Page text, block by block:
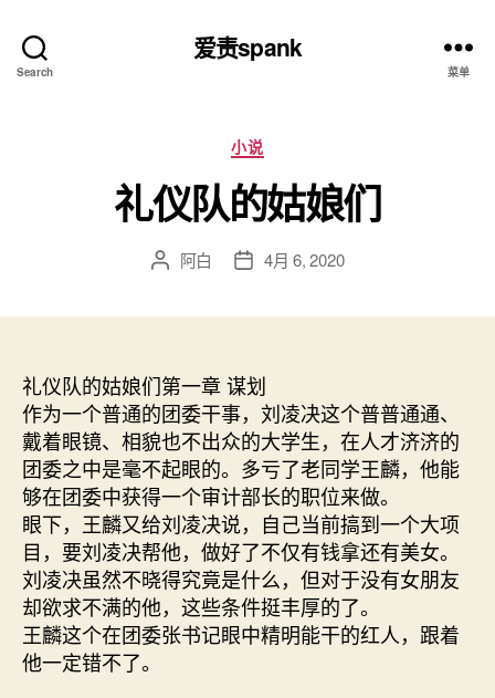
Search
爱责spank
菜单
分
类
小说
礼仪队的姑娘们
文 阿白
发 4月 6, 2020
礼仪队的姑娘们第一章 谋划
作为一个普通的团委干事，刘凌决这个普普通通、
戴着眼镜、相貌也不出众的大学生，在人才济济的
团委之中是毫不起眼的。多亏了老同学王麟，他能
够在团委中获得一个审计部长的职位来做。
眼下，王麟又给刘凌决说，自己当前搞到一个大项
目，要刘凌决帮他，做好了不仅有钱拿还有美女。
刘凌决虽然不晓得究竟是什么，但对于没有女朋友
却欲求不满的他，这些条件挺丰厚的了。
王麟这个在团委张书记眼中精明能干的红人，跟着
他一定错不了。